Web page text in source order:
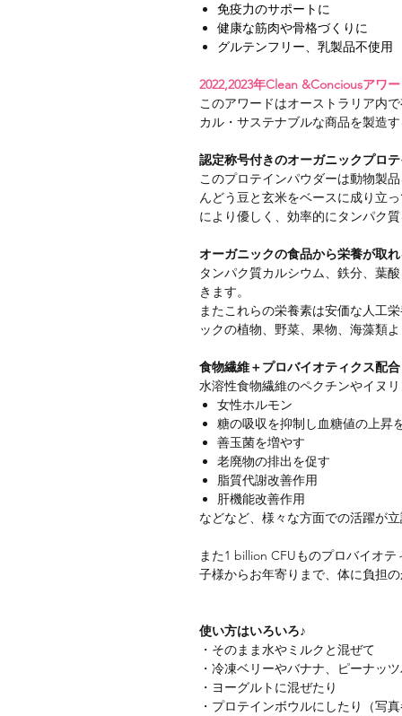
免疫力のサポートに
健康な筋肉や骨格づくりに
グルテンフリー、乳製品不使用
2022,2023年Clean &Conciousアワ
このアワードはオーストラリア内
カル・サステナブルな商品を製造す
認定称号付きのオーガニックプロ
このプロテインパウダーは動物製
んどう豆と玄米をベースに成り立
により優しく、効率的にタンパク
オーガニックの食品から栄養が取
タンパク質カルシウム、鉄分、葉
きます。
またこれらの栄養素は安価な人工
ックの植物、野菜、果物、海藻類よ
食物繊維＋プロバイオティクス配合
水溶性食物繊維のペクチンやイヌ
女性ホルモン
糖の吸収を抑制し血糖値の上昇
善玉菌を増やす
老廃物の排出を促す
脂質代謝改善作用
肝機能改善作用
などなど、様々な方面での活躍が
また1 billion CFUものプロバイオ
子様からお年寄りまで、体に負担
使い方はいろいろ♪
・そのまま水やミルクと混ぜて
・冷凍ベリーやバナナ、ピーナッ
・ヨーグルトに混ぜたり
・プロテインボウルにしたり（写真